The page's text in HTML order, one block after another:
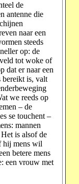
de
antenne die
naar een
steeds
op: de
tot woke of
dat er naar een
bereikt is, valt
we reeds op
– de
se touchent –
mannen
is alsof de
hij mens wil
betere mens
een vrouw met